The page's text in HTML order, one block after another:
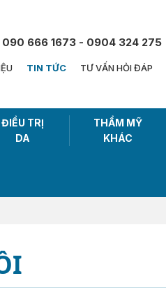
090 666 1673 - 0904 324 275
TIN TỨC TƯ VẤN HỎI ĐÁP
ĐIỀU TRỊ
DA
THẨM MỸ
KHÁC